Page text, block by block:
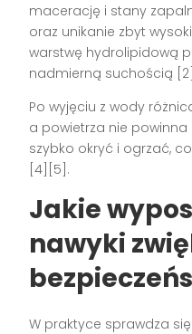
macerację i stany
oraz unikanie zbyt
warstwę hydrolipidową
nadmierną suchością
Po wyjęciu z wody
a powietrza nie
szybko okryć i ogrzać,
[4][5].
Jakie
nawyki
W praktyce sprawdza